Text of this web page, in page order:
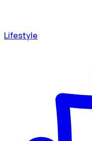
Lifestyle